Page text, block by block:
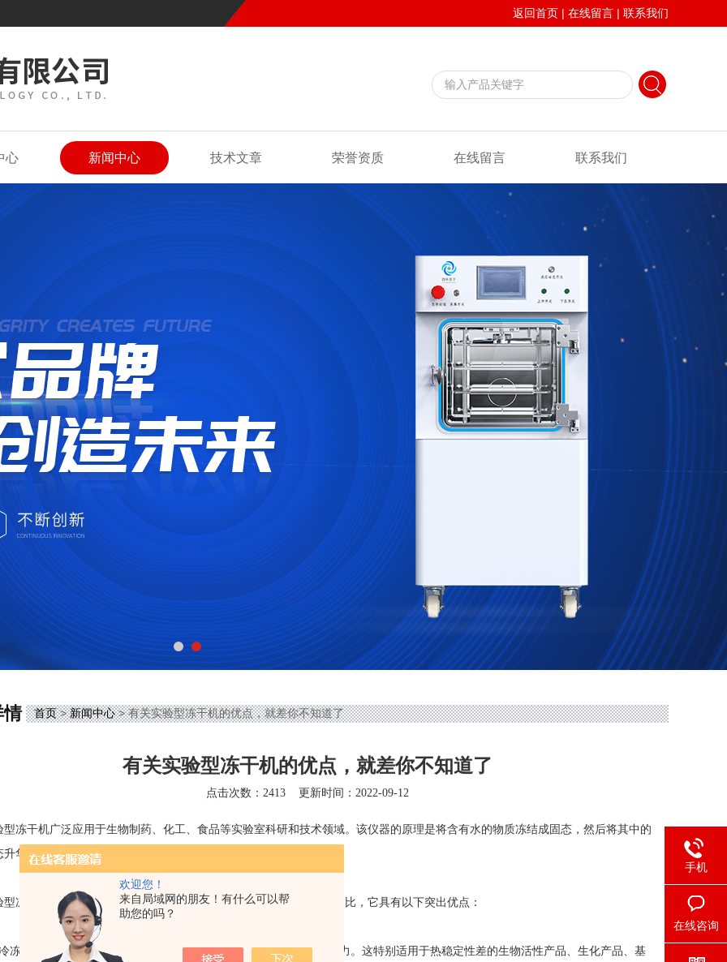
欢迎您！
来自局域网的朋友！有什么可以帮
助您的吗？
返回首页 | 在线留言 | 联系我们
心 新闻中心 技术文章 荣誉资质 在线留言 联系我们
情 首页>新闻中心> 有关实验型冻干机的优点，就差你不知道了
有关实验型冻干机的优点，就差你不知道了
点击次数：2413 更新时间：2022-09-12
型冻干机广泛应用于生物制药、化工、食品等实验室科研和技术领域。该仪器的原理是将含有水的物质冻结成固态，然后将其中的
升华为气态，从而除去水并保存该物质。
冻干机 与通常的太阳干燥、沸腾干燥、喷雾干燥和真空干燥设备相比，它具有以下突出优点：
燥是低温干燥，不会使蛋白质变性，但会使微生物失去生物活力。这特别适用于热稳定性差的生物活性产品、生化产品、基
手机
在线咨询